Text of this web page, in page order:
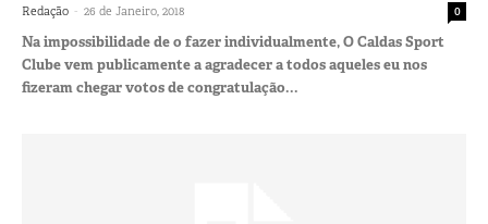
Redação - 26 de Janeiro, 2018 0
Na impossibilidade de o fazer individualmente, O Caldas Sport
Clube vem publicamente a agradecer a todos aqueles eu nos
fizeram chegar votos de congratulação...